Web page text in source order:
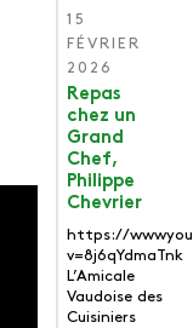
15
FÉVRIER
2026
Repas
chez un
Grand
Chef,
Philippe
Chevrier
https://
v=8j6qYdmaTnk
L’Amicale
Vaudoise des
Cuisiniers